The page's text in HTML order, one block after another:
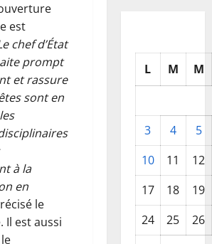
est
chef d’État
prompt
et rassure
sont en
à la
en
le
Il est aussi
L M M
3 4
5
10
11
12
17
18
19
24
25
26